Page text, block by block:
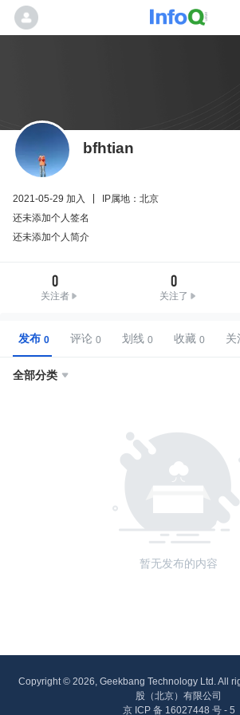
bfhtian
2021-05-29 加入
IP属地：北京
还未添加个人签名
还未添加个人简介
0
关注者
0
关注了
发布 评论 划线 收藏 关
全部分类 
暂无发布的内容
Copyright © 2026, Geekbang Technology Ltd. All
股（北京）有限公司
京 ICP 备 16027448 号 - 5